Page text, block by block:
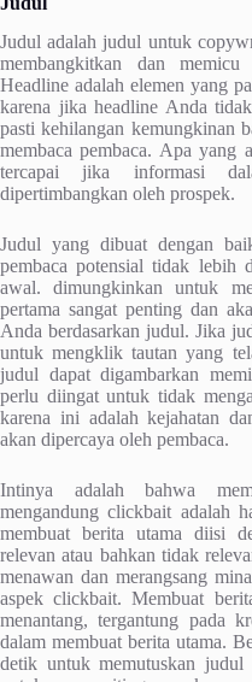
Judul adalah judul untuk
membangkitkan dan
Headline adalah elemen yang
karena jika headline Anda
pasti kehilangan kemungkinan
membaca pembaca. Apa yang
tercapai jika informasi
dipertimbangkan oleh prospek.
Judul yang dibuat dengan
pembaca potensial tidak
awal. dimungkinkan untuk
pertama sangat penting dan
Anda berdasarkan judul. Jika
untuk mengklik tautan yang
judul dapat digambarkan
perlu diingat untuk tidak
karena ini adalah kejahatan
akan dipercaya oleh pembaca.
Intinya adalah bahwa
mengandung clickbait adalah
membuat berita utama diisi
relevan atau bahkan tidak
menawan dan merangsang
aspek clickbait. Membuat
menantang, tergantung pada
dalam membuat berita utama.
detik untuk memutuskan judul